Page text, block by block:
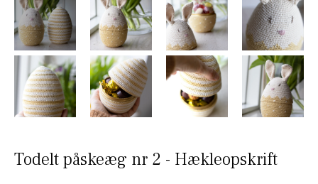
Todelt påskeæg nr 2 - Hækleopskrift